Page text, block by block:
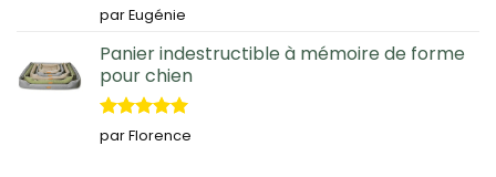
Note5sur
5
par Eugénie
Panier indestructible à mémoire de forme
pour chien
Note5sur
5
par Florence